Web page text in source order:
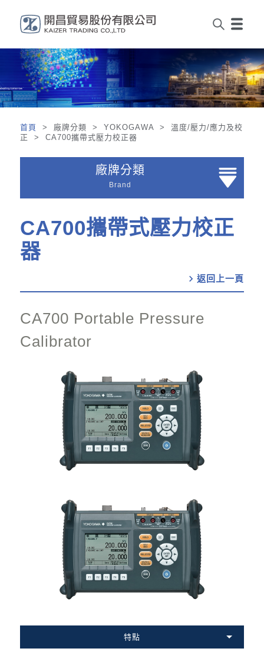
首頁
> 廠牌分類 > YOKOGAWA > 溫度/壓力/應力及校
正 > CA700攜帶式壓力校正器
廠牌分類
Brand
CA700攜帶式壓力校正
器
chevron_right
CA700 Portable Pressure
Calibrator
特點